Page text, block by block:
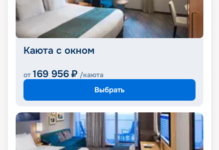
Каюта с окном
от 169 956 ₽ /каюта
Выбрать